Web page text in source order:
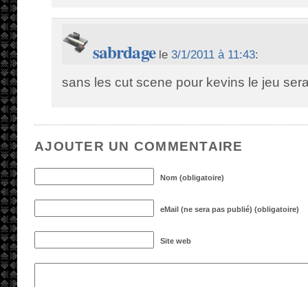
sabrdagele 3/1/2011 à 11:43:
sans les cut scene pour kevins le jeu
AJOUTER UN COMMENTAIRE
Nom (obligatoire)
eMail (ne sera pas publié) (obligatoire)
Site web